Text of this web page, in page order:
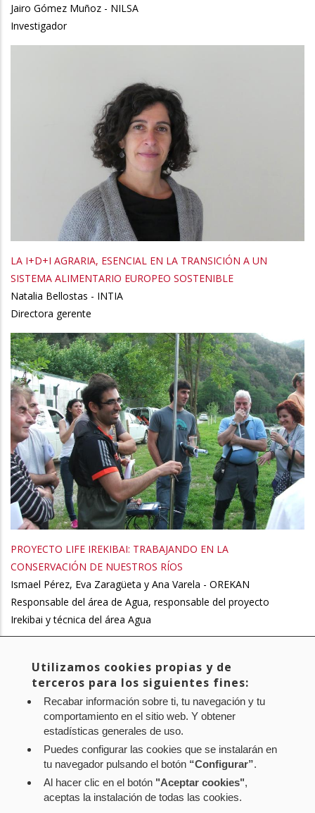
Jairo Gómez Muñoz - NILSA
Investigador
LA I+D+I AGRARIA, ESENCIAL EN LA TRANSICIÓN A UN
SISTEMA ALIMENTARIO EUROPEO SOSTENIBLE
Natalia Bellostas - INTIA
Directora gerente
PROYECTO LIFE IREKIBAI: TRABAJANDO EN LA
CONSERVACIÓN DE NUESTROS RÍOS
Ismael Pérez, Eva Zaragüeta y Ana Varela - OREKAN
Responsable del área de Agua, responsable del proyecto
Irekibai y técnica del área Agua
Paginación
Página
actual
Page
2 Page
3 Page
4 Page
5 Page
6 Page
7
página
Última
página
Último »
Aviso legal Política de privacidad
Política de cookies
Utilizamos cookies propias y de
terceros para los siguientes fines:
Recabar información sobre ti, tu navegación y tu
comportamiento en el sitio web. Y obtener
estadísticas generales de uso.
Puedes configurar las cookies que se instalarán en
tu navegador pulsando el botón “Configurar”.
Al hacer clic en el botón "Aceptar cookies",
aceptas la instalación de todas las cookies.